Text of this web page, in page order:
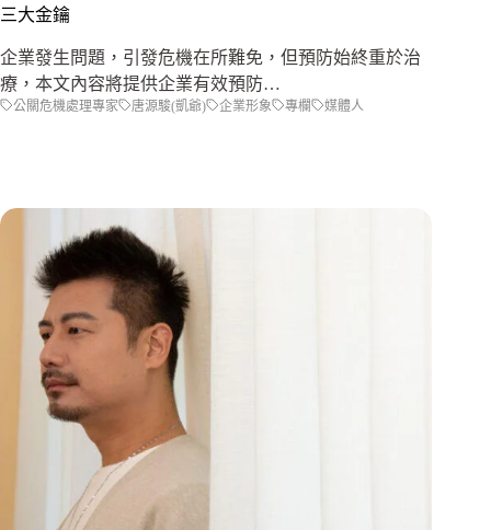
三大金鑰
企業發生問題，引發危機在所難免，但預防始終重於治
療，本文內容將提供企業有效預防…
公關危機處理專家 唐源駿(凱爺) 企業形象 專欄 媒體人